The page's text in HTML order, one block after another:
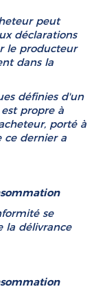
peut
déclarations
le producteur
dans la
définies d'un
propre à
porté à
ce dernier a
se
la délivrance